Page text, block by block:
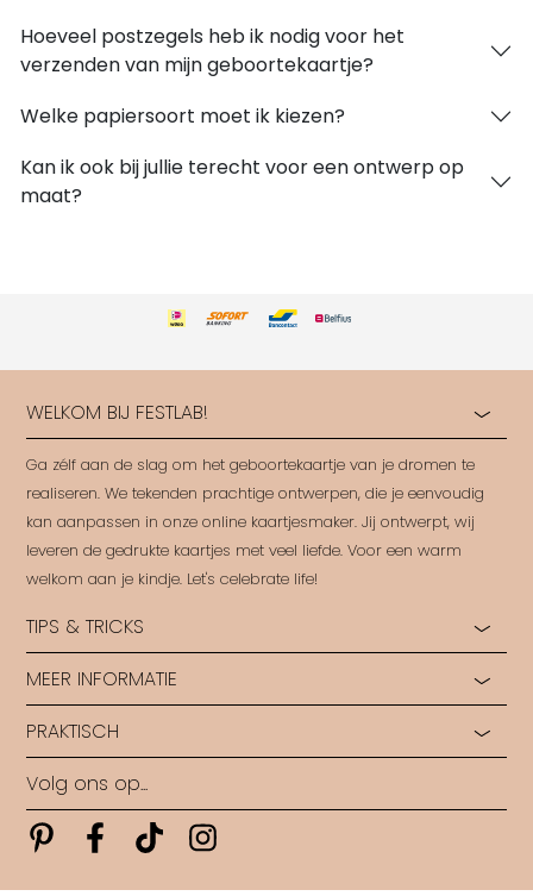
Hoeveel postzegels heb ik nodig voor het
verzenden van mijn geboortekaartje?
Welke papiersoort moet ik kiezen?
Kan ik ook bij jullie terecht voor een ontwerp op
maat?
WELKOM BIJ FESTLAB!
Ga zélf aan de slag om het geboortekaartje van je dromen te
realiseren. We tekenden prachtige ontwerpen, die je eenvoudig
kan aanpassen in onze online kaartjesmaker. Jij ontwerpt, wij
leveren de gedrukte kaartjes met veel liefde. Voor een warm
welkom aan je kindje. Let's celebrate life!
TIPS & TRICKS
Hoe start je?
Hulp bij opmaak
Rondleiding in ons Labo
Ontwerp op maat
MEER INFORMATIE
Ontdek alle papiersoorten
Ontdek alle druktechnieken
Wie zijn wij?
Levertijden
PRAKTISCH
Algemene voorwaarden
Veelgestelde vragen
Contact
Volg ons op...
PinterestPinterestPinterest